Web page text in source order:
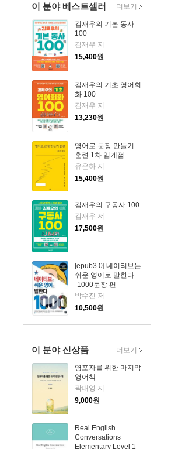
이 분야 베스트셀러
김재우의 기본 동사
100
김재우 저
15,400원
김재우의 기초 영어회
화 100
김재우 저
13,230원
영어로 문장 만들기
훈련 1차 임계점
유은하 저
15,400원
김재우의 구동사 100
김재우 저
17,500원
[epub3.0] 네이티브는
쉬운 영어로 말한다
-1000문장 편
박수진 저
10,500원
더보기
이 분야 신상품
영포자를 위한 마지막
영어책
곽대영 저
9,000원
Real English
Conversations
Elementary Level 1-
더보기